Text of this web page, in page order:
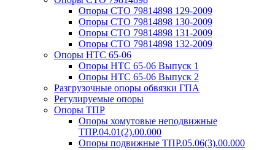
Опоры СТО 79814898 129-2009
Опоры СТО 79814898 130-2009
Опоры СТО 79814898 131-2009
Опоры СТО 79814898 132-2009
Опоры НТС 65-06
Опоры НТС 65-06 Выпуск 1
Опоры НТС 65-06 Выпуск 2
Разгрузочные опоры обвязки ГПА
Регулируемые опоры
Опоры ТПР
Опоры хомутовые неподвижные
ТПР.04.01(2).00.000
Опоры подвижные ТПР.05.06(3).00.000